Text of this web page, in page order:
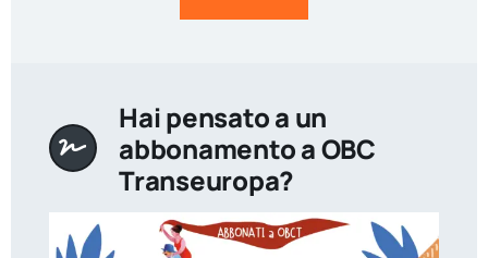
Hai pensato a un
abbonamento a OBC
Transeuropa?